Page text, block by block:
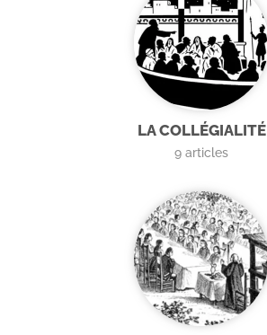
LA COLLÉGIALITÉ
9 articles